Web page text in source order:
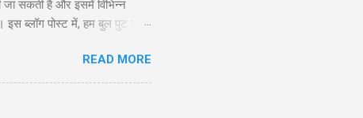
जा सकती है और इसमें विभिन्न
ब्लॉग पोस्ट में, हम बुल पुट लैडर
सूचित निर्णय ले सकें। सामग्री
READ MORE